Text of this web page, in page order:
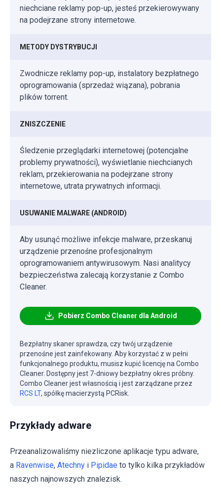
niechciane reklamy pop-up, jesteś przekierowywany
na podejrzane strony internetowe.
METODY DYSTRYBUCJI
Zwodnicze reklamy pop-up, instalatory bezpłatnego
oprogramowania (sprzedaż wiązana), pobrania
plików torrent.
ZNISZCZENIE
Śledzenie przeglądarki internetowej (potencjalne
problemy prywatności), wyświetlanie niechcianych
reklam, przekierowania na podejrzane strony
internetowe, utrata prywatnych informacji.
USUWANIE MALWARE (ANDROID)
Aby usunąć możliwe infekcje malware, przeskanuj
urządzenie przenośne profesjonalnym
oprogramowaniem antywirusowym. Nasi analitycy
bezpieczeństwa zalecają korzystanie z Combo
Cleaner.
Pobierz Combo Cleaner dla Android
Bezpłatny skaner sprawdza, czy twój urządzenie
przenośne jest zainfekowany. Aby korzystać z w pełni
funkcjonalnego produktu, musisz kupić licencję na Combo
Cleaner. Dostępny jest 7-dniowy bezpłatny okres próbny.
Combo Cleaner jest własnością i jest zarządzane przez
RCS LT, spółkę macierzystą PCRisk.
Przykłady adware
Przeanalizowaliśmy niezliczone aplikacje typu adware,
a Ravenwise, Atechny i Pipidae to tylko kilka przykładów
naszych najnowszych znalezisk.